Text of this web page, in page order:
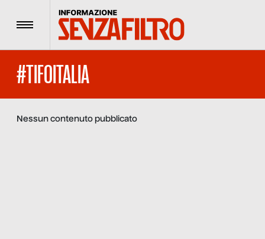
Menu
#TIFOITALIA
Nessun contenuto pubblicato